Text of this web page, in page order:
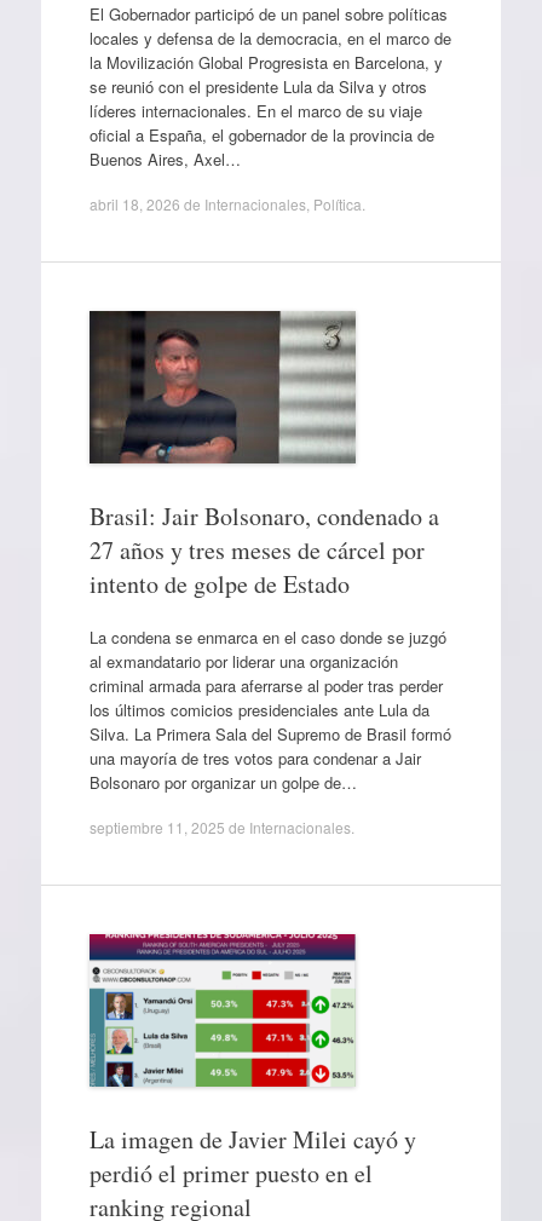
El Gobernador participó de un panel sobre políticas
locales y defensa de la democracia, en el marco de
la Movilización Global Progresista en Barcelona, y
se reunió con el presidente Lula da Silva y otros
líderes internacionales. En el marco de su viaje
oficial a España, el gobernador de la provincia de
Buenos Aires, Axel…
abril 18, 2026 de Internacionales, Política
Brasil: Jair Bolsonaro, condenado a
27 años y tres meses de cárcel por
intento de golpe de Estado
La condena se enmarca en el caso donde se juzgó
al exmandatario por liderar una organización
criminal armada para aferrarse al poder tras perder
los últimos comicios presidenciales ante Lula da
Silva. La Primera Sala del Supremo de Brasil formó
una mayoría de tres votos para condenar a Jair
Bolsonaro por organizar un golpe de…
septiembre 11, 2025 de Internacionales.
La imagen de Javier Milei cayó y
perdió el primer puesto en el
ranking regional